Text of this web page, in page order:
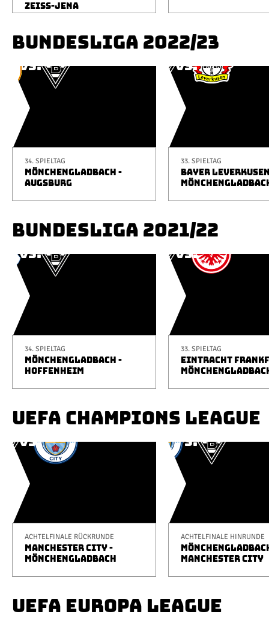
ZEISS-JENA
BUNDESLIGA 2022/23
34. SPIELTAG
MÖNCHENGLADBACH -
AUGSBURG
33. SPIELTAG
BAYER
BUNDESLIGA 2021/22
34. SPIELTAG
MÖNCHENGLADBACH -
HOFFENHEIM
33. SPIELTAG
EINTRACHT
UEFA CHAMPIONS LEAGUE
ACHTELFINALE RÜCKRUNDE
MANCHESTER CITY -
MÖNCHENGLADBACH
ACHTELFINALE HINRUNDE
MANCHESTER CITY
UEFA EUROPA LEAGUE